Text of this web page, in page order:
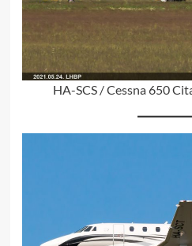
HA-SCS / Cessna 650